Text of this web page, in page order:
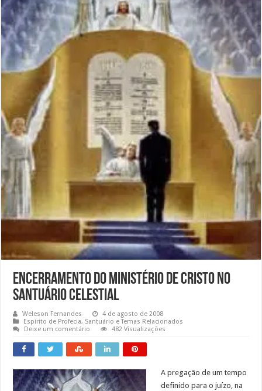
Encerramento do Ministério de Cristo no
Santuário Celestial
Weleson Fernandes
4 de agosto de 2008
Espirito de Profecia, Santuário e Temas Relacionados
Deixe um comentário
482 Visualizações
A pregação de um tempo
definido para o juízo, na